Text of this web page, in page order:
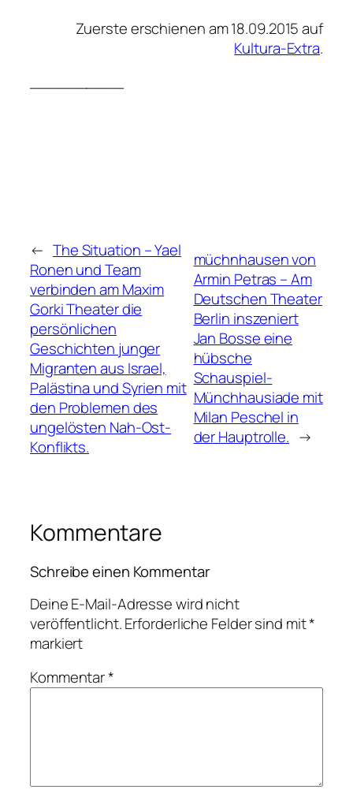
Zuerste erschienen am 18.09.2015 auf
Kultura-Extra.
__________
← The Situation – Yael
Ronen und Team
verbinden am Maxim
Gorki Theater die
persönlichen
Geschichten junger
Migranten aus Israel,
Palästina und Syrien mit
den Problemen des
ungelösten Nah-Ost-
Konflikts.
müchnhausen von
Armin Petras – Am
Deutschen Theater
Berlin inszeniert
Jan Bosse eine
hübsche
Schauspiel-
Münchhausiade mit
Milan Peschel in
der Hauptrolle. →
Kommentare
Schreibe einen Kommentar
Deine E-Mail-Adresse wird nicht
veröffentlicht.Erforderliche Felder sind mit*
markiert
Kommentar*